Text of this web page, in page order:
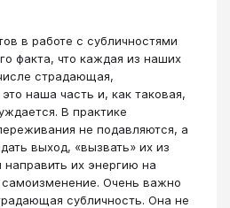
в работе с субличностями
факта, что каждая из наших
страдающая,
наша часть и, как таковая,
В практике
не подавляются, а
выход, «вызвать» их из
направить их энергию на
Очень важно
субличность. Она не